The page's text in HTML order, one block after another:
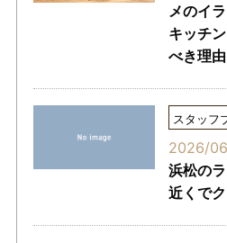
メのイ
キッチ
べき理由
スタッフ
2026/
浜松の
近くで